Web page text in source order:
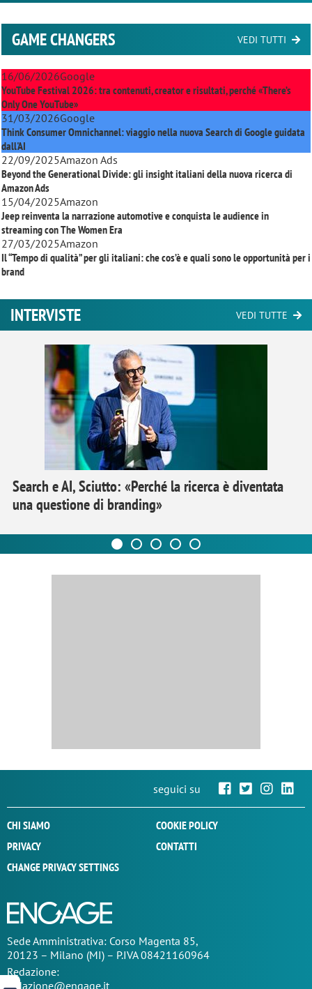
GAME CHANGERS VEDI TUTTI
16/06/2026Google
YouTube Festival 2026: tra contenuti, creator e risultati, perché «There’s
Only One YouTube»
31/03/2026Google
Think Consumer Omnichannel: viaggio nella nuova Search di Google guidata
dall'AI
22/09/2025Amazon Ads
Beyond the Generational Divide: gli insight italiani della nuova ricerca di
Amazon Ads
15/04/2025Amazon
Jeep reinventa la narrazione automotive e conquista le audience in
streaming conThe Women Era
27/03/2025Amazon
Il “Tempo di qualità” per gli italiani: che cos’è e quali sono le opportunità per i
brand
INTERVISTE VEDI TUTTE
Search e AI, Sciutto: «Perché la ricerca è diventata
una questione di branding»
seguici su
CHI SIAMO
COOKIE POLICY
PRIVACY
CONTATTI
CHANGE PRIVACY SETTINGS
SedeAmministrativa: Corso Magenta 85,
20123 – Milano (MI) – P.IVA 08421160964
Redazione:
redazione@engage.it